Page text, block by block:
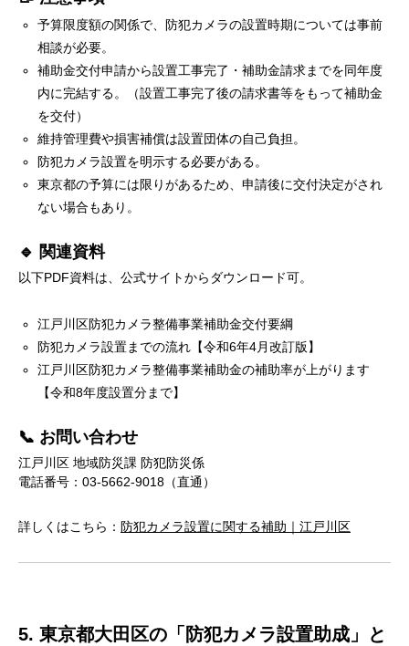
予算限度額の関係で、防犯カメラの設置時期については事前
相談が必要。
補助金交付申請から設置工事完了・補助金請求までを同年度
内に完結する。（設置工事完了後の請求書等をもって補助金
を交付）
維持管理費や損害補償は設置団体の自己負担。
防犯カメラ設置を明示する必要がある。
東京都の予算には限りがあるため、申請後に交付決定がされ
ない場合もあり。
🔹 関連資料
以下PDF資料は、公式サイトからダウンロード可。
江戸川区防犯カメラ整備事業補助金交付要綱
防犯カメラ設置までの流れ【令和6年4月改訂版】
江戸川区防犯カメラ整備事業補助金の補助率が上がります
【令和8年度設置分まで】
📞 お問い合わせ
江戸川区 地域防災課 防犯防災係
電話番号：03-5662-9018（直通）
詳しくはこちら： 防犯カメラ設置に関する補助｜江戸川区
5. 東京都大田区の「防犯カメラ設置助成」と